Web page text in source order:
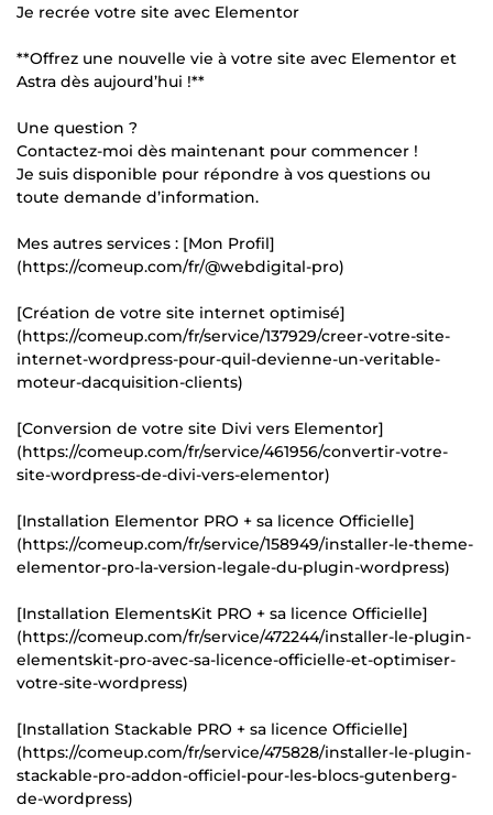
Je recrée votre site avec Elementor
**Offrez une nouvelle vie à votre site avec Elementor et
Astra dès aujourd’hui !**
Une question ?
Contactez-moi dès maintenant pour commencer !
Je suis disponible pour répondre à vos questions ou
toute demande d’information.
Mes autres services : [Mon Profil]
(https://comeup.com/fr/@webdigital-pro)
[Création de votre site internet optimisé]
(https://comeup.com/fr/service/137929/creer-votre-site-
internet-wordpress-pour-quil-devienne-un-veritable-
moteur-dacquisition-clients)
[Conversion de votre site Divi vers Elementor]
(https://comeup.com/fr/service/461956/convertir-votre-
site-wordpress-de-divi-vers-elementor)
[Installation Elementor PRO + sa licence Officielle]
(https://comeup.com/fr/service/158949/installer-le-theme-
elementor-pro-la-version-legale-du-plugin-wordpress)
[Installation ElementsKit PRO + sa licence Officielle]
(https://comeup.com/fr/service/472244/installer-le-plugin-
elementskit-pro-avec-sa-licence-officielle-et-optimiser-
votre-site-wordpress)
[Installation Stackable PRO + sa licence Officielle]
(https://comeup.com/fr/service/475828/installer-le-plugin-
stackable-pro-addon-officiel-pour-les-blocs-gutenberg-
de-wordpress)